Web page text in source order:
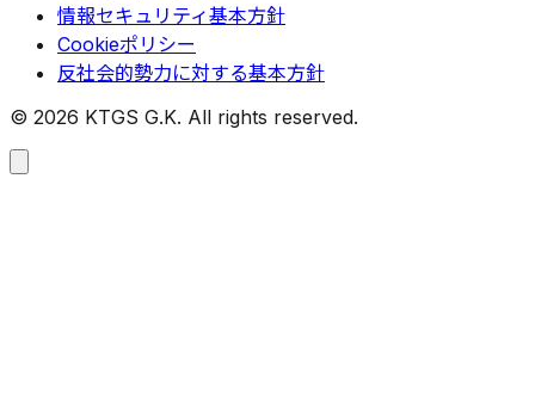
情報セキュリティ基本方針
Cookieポリシー
反社会的勢力に対する基本方針
© 2026 KTGS G.K. All rights reserved.